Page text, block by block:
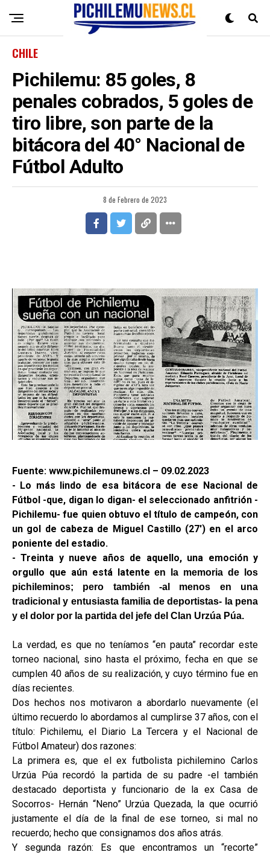
CHILE
Pichilemu: 85 goles, 8
penales cobrados, 5 goles de
tiro libre, son parte de la
bitácora del 40° Nacional de
Fútbol Adulto
8 de Febrero de 2023
Fuente: www.pichilemunews.cl – 09.02.2023
- Lo más lindo de esa bitácora de ese Nacional de
Fútbol -que, digan lo digan- el seleccionado anfitrión -
Pichilemu- fue quien obtuvo el título de campeón, con
un gol de cabeza de Miguel Castillo (27') en el arco
poniente del estadio.
- Treinta y nueve años de aquello, una emoción y
orgullo que aúnestá latenteen la memoria de los
pichileminos; pero también -al menos en una
tradicional y entusiastafamilia de deportistas- la pena
y el dolor por la partida del jefe del Clan Urzúa Púa.
La verdad, es que no teníamos “en pauta” recordar este
torneo nacional, sino hasta el próximo, fecha en que se
cumplen 40 años de su realización, y cuyo término fue en
días recientes.
Dos hechos nos motivaron a abordarlo nuevamente (el
último recuerdo lo abordamos al cumplirse 37 años, con el
título: Pichilemu, el Diario La Tercera y el Nacional de
Fútbol Amateur) dos razones:
La primera es, que el ex futbolista pichilemino Carlos
Urzúa Púa recordó la partida de su padre -el también
destacado deportista y funcionario de la ex Casa de
Socorros- Hernán “Neno” Urzúa Quezada, la que ocurrió
justamente el día de la final de ese torneo, si mal no
recuerdo; hecho que consignamos dos años atrás.
Y segunda razón: Es que encontramos un “recorte”